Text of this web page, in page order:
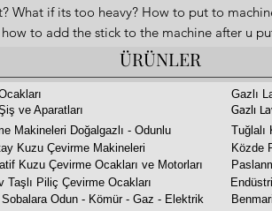
What if its too heavy? How to put to
to add the stick to the machine after u
How to put to machineRobot Doner
705 27 45
in TURKIYE
Compact Series Rotary Robots;
- 400W
92x72xh:98 cm
ÜRÜNLER
Gazlı
ve Aparatları
Gazlı
Tuğlalı
Makineleri Doğalgazlı - Odunlu
Kuzu Çevirme Makineleri
Közde
Kuzu Çevirme Ocakları ve Motorları
Taşlı Piliç Çevirme Ocakları
Sobalara Odun - Kömür - Gaz - Elektrik